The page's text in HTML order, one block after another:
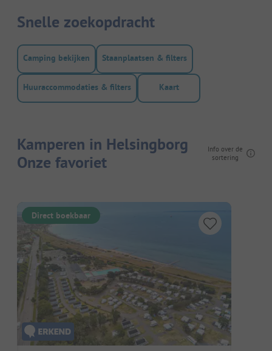
Snelle zoekopdracht
Camping bekijken Staanplaatsen & filters
Huuraccommodaties & filters Kaart
Kamperen in Helsingborg
Onze favoriet
Info over de
sortering
Direct boekbaar